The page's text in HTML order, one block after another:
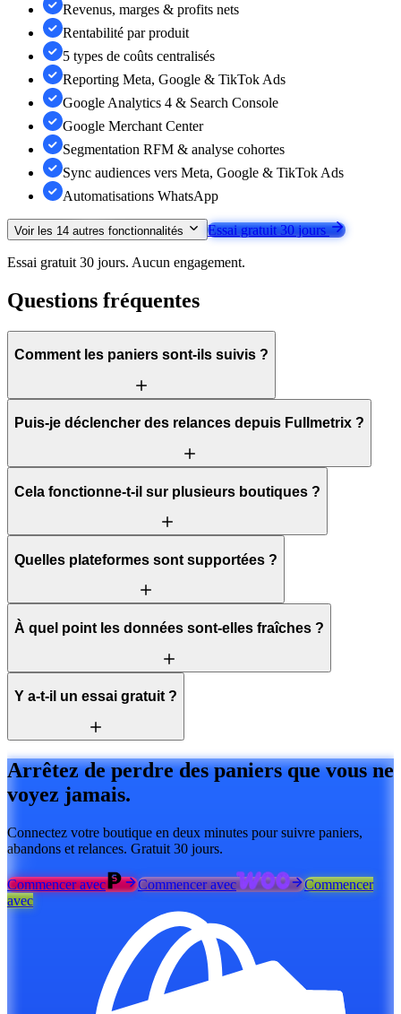
Revenus, marges & profits nets
Rentabilité par produit
5 types de coûts centralisés
Reporting Meta, Google & TikTok Ads
Google Analytics 4 & Search Console
Google Merchant Center
Segmentation RFM & analyse cohortes
Sync audiences vers Meta, Google & TikTok Ads
Automatisations WhatsApp
Voir les 14 autres fonctionnalités Essai gratuit 30 jours
Essai gratuit 30 jours. Aucun engagement.
Questions fréquentes
Comment les paniers sont-ils suivis ?
Puis-je déclencher des relances depuis Fullmetrix ?
Cela fonctionne-t-il sur plusieurs boutiques ?
Quelles plateformes sont supportées ?
À quel point les données sont-elles fraîches ?
Y a-t-il un essai gratuit ?
Arrêtez de perdre des paniers que vous ne
voyez jamais.
Connectez votre boutique en deux minutes pour suivre paniers,
abandons et relances. Gratuit 30 jours.
Commencer avec Commencer avec
Commencer
avec